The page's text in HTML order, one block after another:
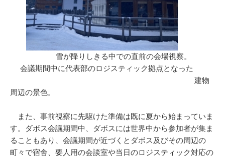
雪が降りしきる中での直前の会場視察。
会議期間中に代表部のロジスティック拠点となった
建物
周辺の景色。
また、事前視察に先駆けた準備は既に夏から始まっていま
す。ダボス会議期間中、ダボスには世界中から参加者が集ま
ることもあり、会議期間が近づくとダボス及びその周辺の
町々で宿舎、要人用の会談室や当日のロジスティック対応の